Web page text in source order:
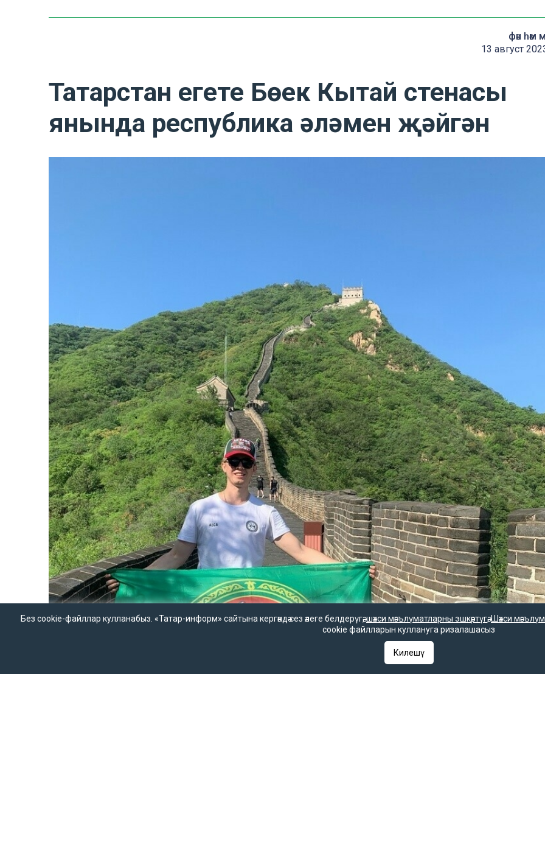
фән һәм
13 август
Татарстан егете Бөек Кытай стенасы
янында республика әләмен җәйгән
Без cookie-файллар кулланабыз. «Татар-информ» сайтына кергәндә сез әлеге белдерүгә,шәхси мәгълүматларны эшкәртүгә,Шәхси
cookie файлларын куллануга ризалашасыз
Килешү